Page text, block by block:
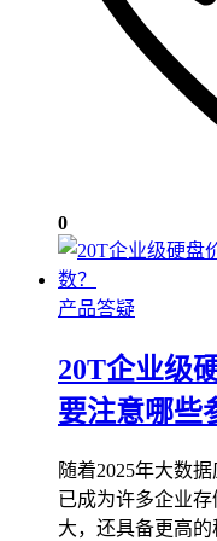
0
产品答疑
20T企业级
要注意哪些
随着2025年大数
已成为许多企业
大，还具备更高